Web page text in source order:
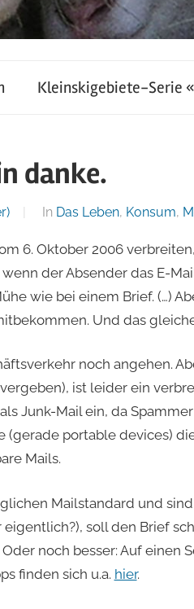
Kleinskigebiete-Serie
danke.
In Das Leben, Konsum,
6. Oktober 2006
der Absender das E-
wie bei einem Brief. (…)
Und das
noch angehen.
ist leider ein
Junk-Mail ein, da
portable devices)
Mails.
Mailstandard und
soll den Brief
noch besser: Auf einen
finden sich u.a. hier.